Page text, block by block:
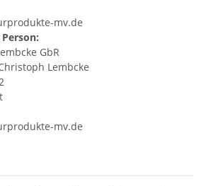
mv.de
GbR
Lembcke
mv.de